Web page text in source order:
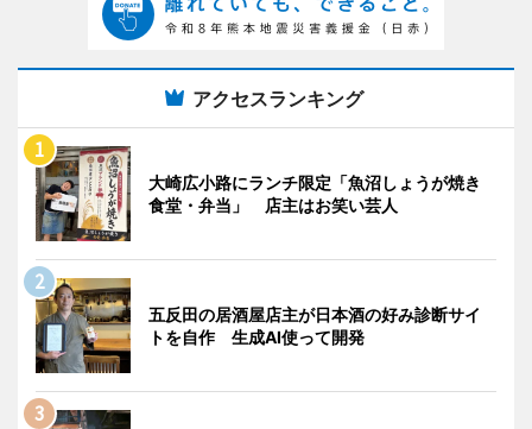
アクセスランキング
大崎広小路にランチ限定「魚沼しょうが焼き
食堂・弁当」 店主はお笑い芸人
五反田の居酒屋店主が日本酒の好み診断サイ
トを自作 生成AI使って開発